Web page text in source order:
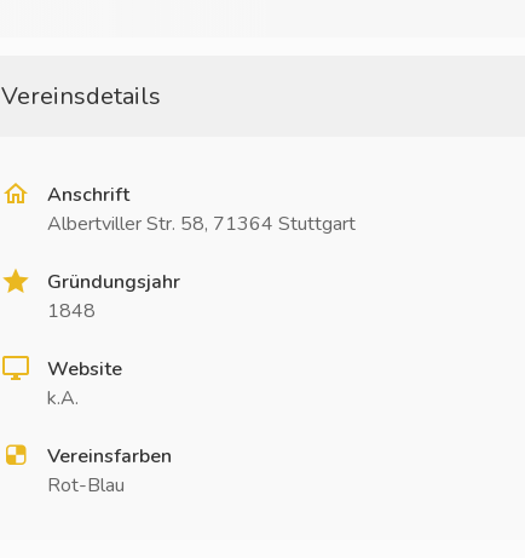
Vereinsdetails
Anschrift
Albertviller Str. 58, 71364 Stuttgart
Gründungsjahr
1848
Website
k.A.
Vereinsfarben
Rot-Blau